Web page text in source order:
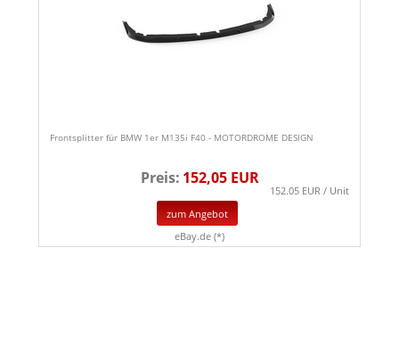
Frontsplitter für BMW 1er M135i F40 - MOTORDROME DESIGN
Preis: 152,05 EUR
152.05 EUR / Unit
zum Angebot
eBay.de (*)